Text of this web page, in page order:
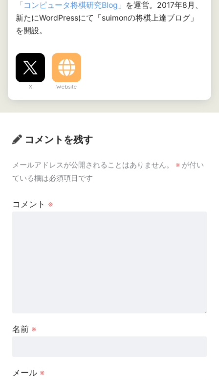
「コンピュータ将棋研究Blog」 を運営。2017年8月、
新たにWordPressにて「suimonの将棋上達ブログ」
を開設。
X Website
コメントを残す
メールアドレスが公開されることはありません。 ※が付い
ている欄は必須項目です
コメント ※
名前 ※
メール ※